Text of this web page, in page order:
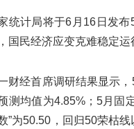
统计局将于6月16日发
国民经济应变克难稳定运
财经首席调研结果显示
测均值为4.85%；5月固
”为50.50，回归50荣枯